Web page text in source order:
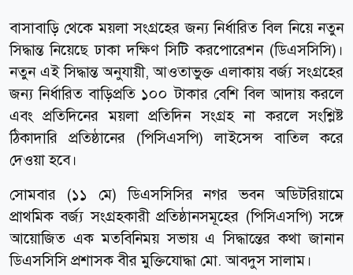
বাসাবাড়ি থেকে ময়লা সংগ্রহের জন্য নির্ধারিত বিল নিয়ে নতুন
সিদ্ধান্ত নিয়েছে ঢাকা দক্ষিণ সিটি করপোরেশন (ডিএসসিসি)।
নতুন এই সিদ্ধান্ত অনুযায়ী, আওতাভুক্ত এলাকায় বর্জ্য সংগ্রহের
জন্য নির্ধারিত বাড়িপ্রতি ১০০ টাকার বেশি বিল আদায় করলে
এবং প্রতিদিনের ময়লা প্রতিদিন সংগ্রহ না করলে সংশ্লিষ্ট
ঠিকাদারি প্রতিষ্ঠানের (পিসিএসপি) লাইসেন্স বাতিল করে
দেওয়া হবে।
সোমবার (১১ মে) ডিএসসিসির নগর ভবন অডিটরিয়ামে
প্রাথমিক বর্জ্য সংগ্রহকারী প্রতিষ্ঠানসমূহের (পিসিএসপি) সঙ্গে
আয়োজিত এক মতবিনিময় সভায় এ সিদ্ধান্তের কথা জানান
ডিএসসিসি প্রশাসক বীর মুক্তিযোদ্ধা মো. আবদুস সালাম।